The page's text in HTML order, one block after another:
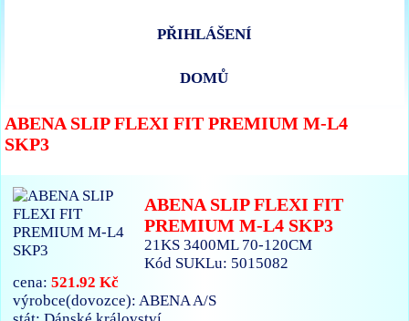
PŘIHLÁŠENÍ
DOMŮ
ABENA SLIP FLEXI FIT PREMIUM M-L4
SKP3
ABENA SLIP FLEXI FIT
PREMIUM M-L4 SKP3
21KS 3400ML 70-120CM
Kód SUKLu: 5015082
cena:521.92 Kč
výrobce(dovozce): ABENA A/S